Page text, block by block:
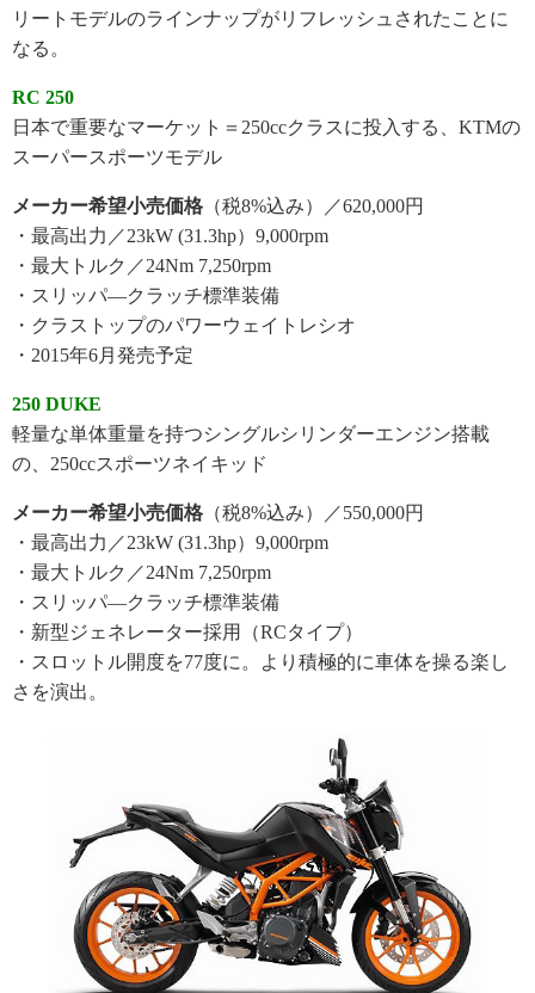
リートモデルのラインナップがリフレッシュされたことに
なる。
RC 250
日本で重要なマーケット＝250ccクラスに投入する、KTMの
スーパースポーツモデル
メーカー希望小売価格 （税8%込み）／620,000円
・最高出力／23kW (31.3hp）9,000rpm
・最大トルク／24Nm 7,250rpm
・スリッパ―クラッチ標準装備
・クラストップのパワーウェイトレシオ
・2015年6月発売予定
250 DUKE
軽量な単体重量を持つシングルシリンダーエンジン搭載
の、250ccスポーツネイキッド
メーカー希望小売価格 （税8%込み）／550,000円
・最高出力／23kW (31.3hp）9,000rpm
・最大トルク／24Nm 7,250rpm
・スリッパ―クラッチ標準装備
・新型ジェネレーター採用（RCタイプ）
・スロットル開度を77度に。より積極的に車体を操る楽し
さを演出。